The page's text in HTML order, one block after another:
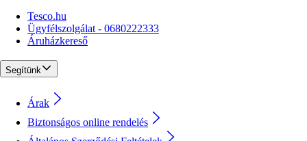
Tesco.hu
Ügyfélszolgálat - 0680222333
Áruházkereső
Segítünk
Árak
Biztonságos online rendelés